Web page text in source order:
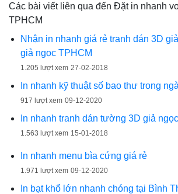
Các bài viết liên qua đến Đặt in nhanh
TPHCM
Nhận in nhanh giá rẻ tranh dán 3D
giả ngọc TPHCM
1.205 lượt xem 27-02-2018
In nhanh kỹ thuật số bao thư trong
917 lượt xem 09-12-2020
In nhanh tranh dán tường 3D giả
1.563 lượt xem 15-01-2018
In nhanh menu bìa cứng giá rẻ
1.971 lượt xem 09-12-2020
In bạt khổ lớn nhanh chóng tại Bình